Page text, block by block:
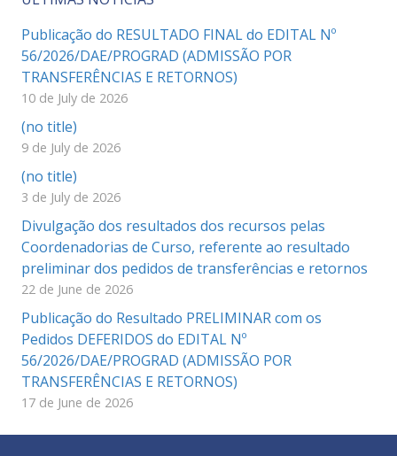
Publicação do RESULTADO FINAL do EDITAL Nº
56/2026/DAE/PROGRAD (ADMISSÃO POR
TRANSFERÊNCIAS E RETORNOS)
10 de July de 2026
(no title)
9 de July de 2026
(no title)
3 de July de 2026
Divulgação dos resultados dos recursos pelas
Coordenadorias de Curso, referente ao resultado
preliminar dos pedidos de transferências e retornos
22 de June de 2026
Publicação do Resultado PRELIMINAR com os
Pedidos DEFERIDOS do EDITAL Nº
56/2026/DAE/PROGRAD (ADMISSÃO POR
TRANSFERÊNCIAS E RETORNOS)
17 de June de 2026